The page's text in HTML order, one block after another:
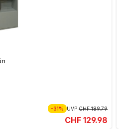
-31% UVPCHF 189.79
CHF 129.98